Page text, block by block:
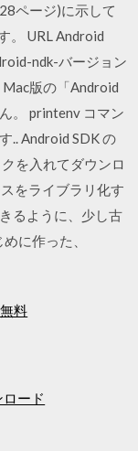
ページ)に示して
。 URL Android
ndk-バージョン
版の「Android
。 printenv コマン
.. Android SDK の
を入れてダウンロ
をライブラリ化す
るように、少し古
に作った、
料
ード